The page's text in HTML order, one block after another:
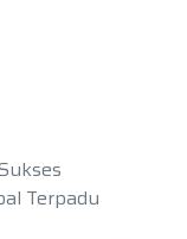
Terpadu